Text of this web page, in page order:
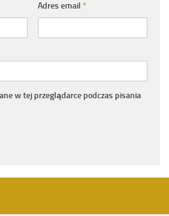
Adres email *
w tej przeglądarce podczas pisania